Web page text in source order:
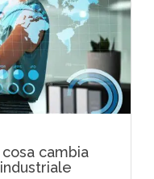
cambia